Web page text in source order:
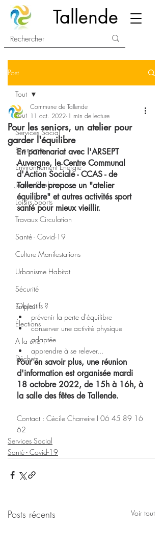
Tallende
Post
Tout
Services Social
Economie
Environnement Energie
Jeunes Scolaire
Loisirs Sports
Travaux Circulation
Santé - Covid-19
Culture Manifestations
Urbanisme Habitat
Sécurité
Emploi
Élections
A la une
Déchets
Tout
Pour les seniors, un atelier pour
garder l'équilibre
Commune de Tallende
11 oct. 2022 1 min de lecture
En partenariat avec l'ARSEPT
Auvergne, le Centre Communal
d'Action Sociale - CCAS - de
Tallende propose un "atelier
équilibre" et autres activités sport
santé pour mieux vieillir.
Objectifs ?
prévenir la perte d'équilibre
conserver une activité physique
adaptée
apprendre à se relever...
Pour en savoir plus, une réunion
d'information est organisée mardi
18 octobre 2022, de 15h à 16h, à
la salle des fêtes de Tallende.
Contact : Cécile Charreire I 06 45 89 16
62
Services Social
Santé - Covid-19
Posts récents Voir tout